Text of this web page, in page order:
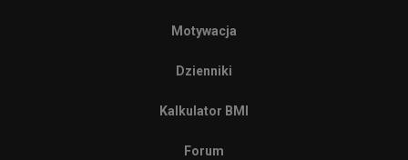
Motywacja
Dzienniki
Kalkulator BMI
Forum